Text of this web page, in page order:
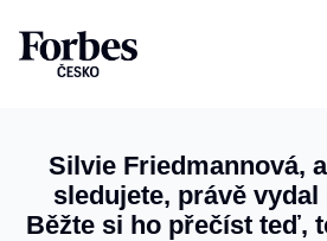
Silvie Friedmannová,
sledujete, právě
Běžte si ho přečíst teď,